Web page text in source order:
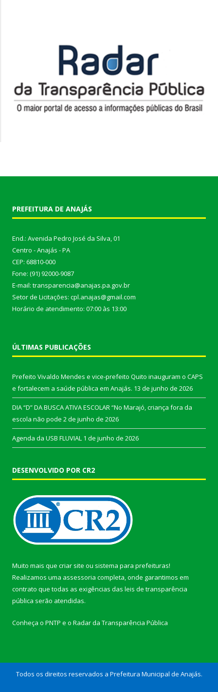
PREFEITURA DE ANAJÁS
End.: Avenida Pedro José da Silva, 01
Centro - Anajás - PA
CEP: 68810-000
Fone: (91) 92000-9087
E-mail: transparencia@anajas.pa.gov.br
Setor de Licitações: cpl.anajas@gmail.com
Horário de atendimento: 07:00 às 13:00
ÚLTIMAS PUBLICAÇÕES
Prefeito Vivaldo Mendes e vice-prefeito Quito inauguram o CAPS
e fortalecem a saúde pública em Anajás. 13 de junho de 2026
DIA “D” DA BUSCA ATIVA ESCOLAR “No Marajó, criança fora da
escola não pode 2 de junho de 2026
Agenda da USB FLUVIAL 1 de junho de 2026
DESENVOLVIDO POR CR2
Muito mais que criar site ou sistema para prefeituras!
Realizamos uma assessoria completa, onde garantimos em
contrato que todas as exigências das leis de transparência
pública serão atendidas.
Conheça o PNTP e o Radar da Transparência Pública
Todos os direitos reservados a Prefeitura Municipal de Anajás.